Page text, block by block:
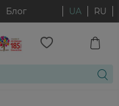
Блог UA RU